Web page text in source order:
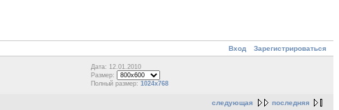
Вход Зарегистрироваться
Дата: 12.01.2010
Размер:
Полный размер: 1024x768
следующая последняя